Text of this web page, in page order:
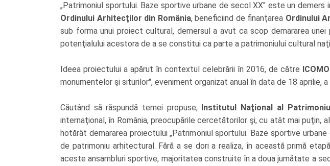
„Patrimoniul sportului. Baze sportive urbane de secol XX" este un demers
Ordinului Arhitecţilor din România, beneficiind de finanţarea Ordinului
sub forma unui proiect cultural, demersul a avut ca scop demararea
potenţialului acestora de a se constitui ca parte a patrimoniului cultural
Ideea proiectului a apărut în contextul celebrării în 2016, de către
monumentelor şi siturilor", eveniment organizat anual în data de 18 aprilie, a
Căutând să răspundă temei propuse, Institutul Naţional al
internaţional, în România, preocupările cercetătorilor şi, cu atât mai
hotărât demararea proiectului „Patrimoniul sportului. Baze sportive
de patrimoniu arhitectural. Fără a se dori a realiza, în această primă
aceste ansambluri sportive, majoritatea construite în a doua jumătate a